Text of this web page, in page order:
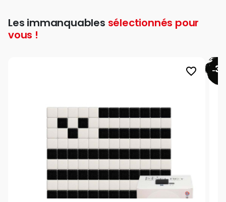
Les immanquables sélectionnés pour
vous !
favorite_border -30